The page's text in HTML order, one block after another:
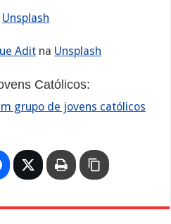
Unsplash
Adit na Unsplash
Católicos:
grupo de jovens católicos